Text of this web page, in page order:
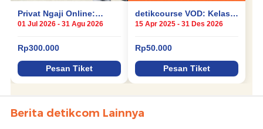
Berita detikcom Lainnya